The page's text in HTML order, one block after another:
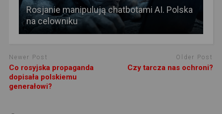
Rosjanie manipulują chatbotami AI. Polska
na celowniku
Newer Post
Co rosyjska propaganda
dopisała polskiemu
generałowi?
Older Post
Czy tarcza nas ochroni?